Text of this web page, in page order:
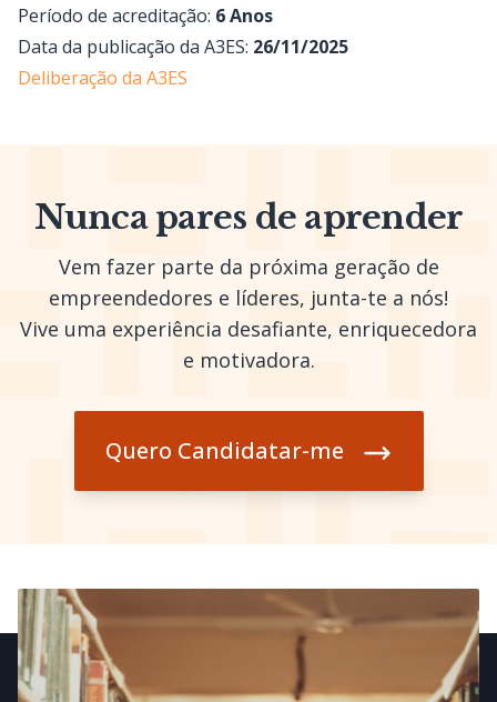
Período de acreditação: 6 Anos
Data da publicação da A3ES: 26/11/2025
Deliberação da A3ES
Nunca pares de aprender
Vem fazer parte da próxima geração de
empreendedores e líderes, junta-te a nós!
Vive uma experiência desafiante, enriquecedora
e motivadora.
Quero Candidatar-me